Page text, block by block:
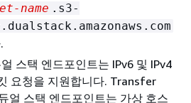
name .s3-
스택 엔드포인트는 IPv6 및 IPv4
요청을 지원합니다. Transfer
얼 스택 엔드포인트는 가상 호스